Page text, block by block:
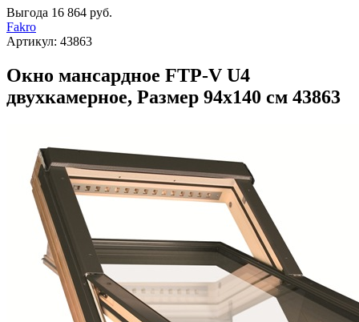
Выгода 16 864 руб.
Fakro
Артикул: 43863
Окно мансардное FTP-V U4
двухкамерное, Размер 94х140 см 43863